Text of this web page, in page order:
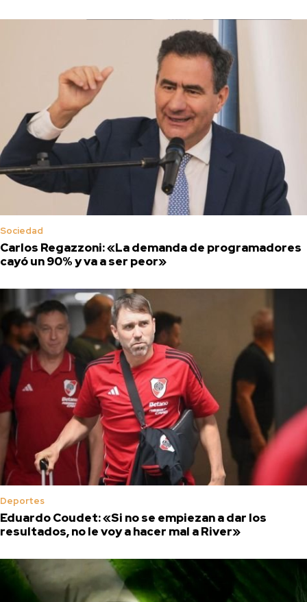
Sociedad
Carlos Regazzoni: «La demanda de programadores
cayó un 90% y va a ser peor»
Deportes
Eduardo Coudet: «Si no se empiezan a dar los
resultados, no le voy a hacer mal a River»